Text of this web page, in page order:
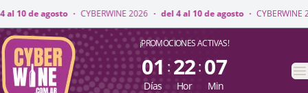
2026 · del 4 al 10 de agosto · CYBERWINE 2026 · del 4 al 10 de agosto ·
CyberWine ¡PROMOCIONES ACTIVAS!
01
Días
: 22
Hor
: 07
Min